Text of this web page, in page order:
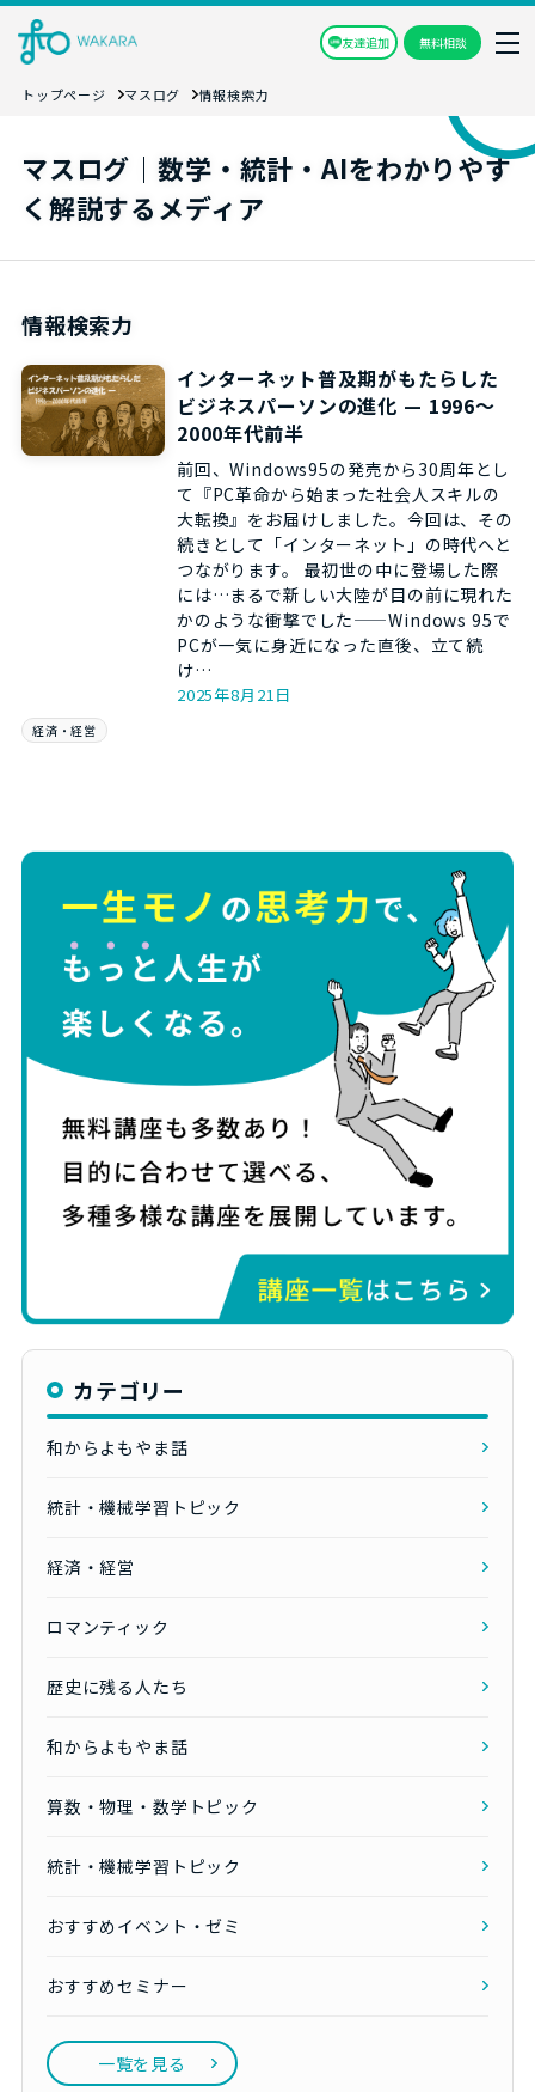
友達追加 無料相談
トップページ マスログ 情報検索力
マスログ｜数学・統計・AIをわかりやす
く解説するメディア
情報検索力
インターネット普及期がもたらした
ビジネスパーソンの進化 — 1996〜
2000年代前半
前回、Windows95の発売から30周年とし
て『PC革命から始まった社会人スキルの
大転換』をお届けしました。今回は、その
続きとして「インターネット」の時代へと
つながります。 最初世の中に登場した際
には…まるで新しい大陸が目の前に現れた
かのような衝撃でした——Windows 95で
PCが一気に身近になった直後、立て続
け…
2025年8月21日
経済・経営
カテゴリー
和からよもやま話
統計・機械学習トピック
経済・経営
ロマンティック
歴史に残る人たち
和からよもやま話
算数・物理・数学トピック
統計・機械学習トピック
おすすめイベント・ゼミ
おすすめセミナー
一覧を見る